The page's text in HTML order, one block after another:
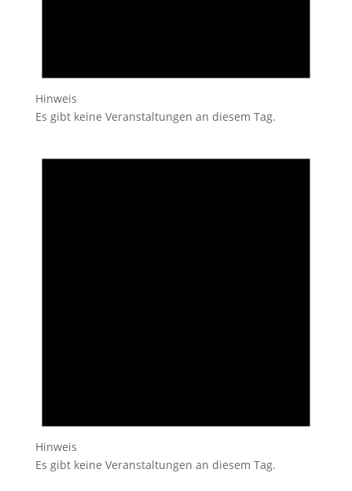
Hinweis
Es gibt keine Veranstaltungen an diesem Tag.
Hinweis
Es gibt keine Veranstaltungen an diesem Tag.